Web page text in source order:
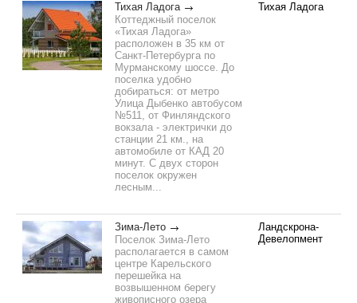
Тихая Ладога
Коттеджный поселок
«Тихая Ладога»
расположен в 35 км от
Санкт-Петербурга по
Мурманскому шоссе. До
поселка удобно
добираться: от метро
Улица Дыбенко автобусом
№511, от Финляндского
вокзала - электрички до
станции 21 км., на
автомобиле от КАД 20
минут. С двух сторон
поселок окружен
лесным...
Тихая Ладога
Зима-Лето
Поселок Зима-Лето
располагается в самом
центре Карельского
перешейка на
возвышенном берегу
живописного озера
Ландскрона-
Девелопмент